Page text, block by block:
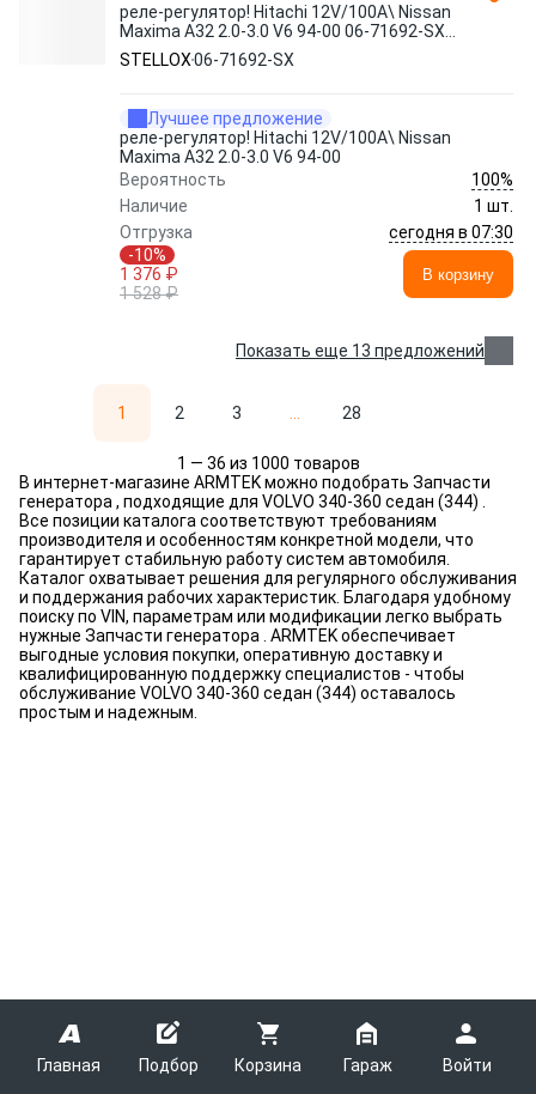
Главная Подбор Корзина Гараж Войти
реле-регулятор! Hitachi 12V/100A\ Nissan
Maxima A32 2.0-3.0 V6 94-00 06-71692-SX
STELLOX
STELLOX06-71692-SX
Лучшее предложение
реле-регулятор! Hitachi 12V/100A\ Nissan
Maxima A32 2.0-3.0 V6 94-00
Вероятность
100%
Наличие
1 шт.
Отгрузка
сегодня в 07:30
-10%
1 376 ₽
1 528 ₽
В корзину
Показать еще 13 предложений
1 2 3 28
1 — 36 из 1000 товаров
В интернет-магазине ARMTEK можно подобрать Запчасти
генератора , подходящие для VOLVO 340-360 седан (344) .
Все позиции каталога соответствуют требованиям
производителя и особенностям конкретной модели, что
гарантирует стабильную работу систем автомобиля.
Каталог охватывает решения для регулярного обслуживания
и поддержания рабочих характеристик. Благодаря удобному
поиску по VIN, параметрам или модификации легко выбрать
нужные Запчасти генератора . ARMTEK обеспечивает
выгодные условия покупки, оперативную доставку и
квалифицированную поддержку специалистов - чтобы
обслуживание VOLVO 340-360 седан (344) оставалось
простым и надежным.